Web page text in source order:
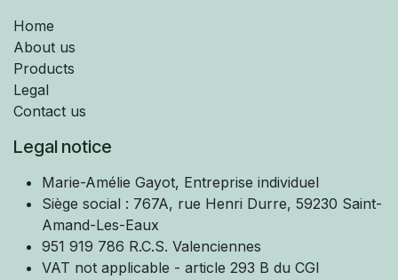
Home
About us
Products
Legal
Contact us
Legal notice
Marie-Amélie Gayot, Entreprise individuel
Siège social : 767A, rue Henri Durre, 59230 Saint-
Amand-Les-Eaux
951 919 786 R.C.S. Valenciennes
VAT not applicable - article 293 B du CGI